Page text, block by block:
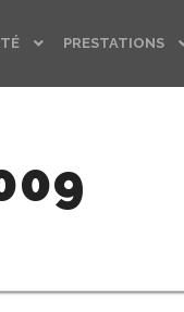
PRESTATIONS